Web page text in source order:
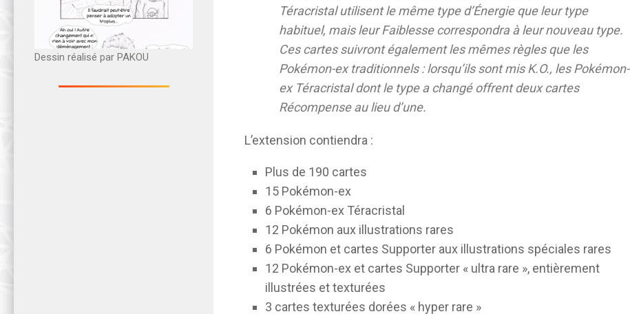
Téracristal utilisent le même type d’Énergie que leur type
habituel, mais leur Faiblesse correspondra à leur nouveau type.
Ces cartes suivront également les mêmes règles que les
Pokémon-ex traditionnels : lorsqu’ils sont mis K.O., les Pokémon-
ex Téracristal dont le type a changé offrent deux cartes
Récompense au lieu d’une.
L’extension contiendra :
Plus de 190 cartes
15 Pokémon-ex
6 Pokémon-ex Téracristal
12 Pokémon aux illustrations rares
6 Pokémon et cartes Supporter aux illustrations spéciales rares
12 Pokémon-ex et cartes Supporter « ultra rare », entièrement
illustrées et texturées
3 cartes texturées dorées « hyper rare »
Dessin réalisé par PAKOU